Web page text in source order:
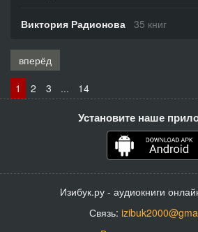
Виктория Радионова 35 книг
вперёд
1
2 3 ... 14
Установите наше
Изибук.ру - аудиокниги
Связь: